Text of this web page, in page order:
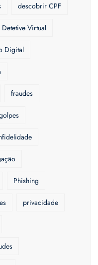
descobrir CPF
Detetive Virtual
Digital
fraudes
Phishing
privacidade